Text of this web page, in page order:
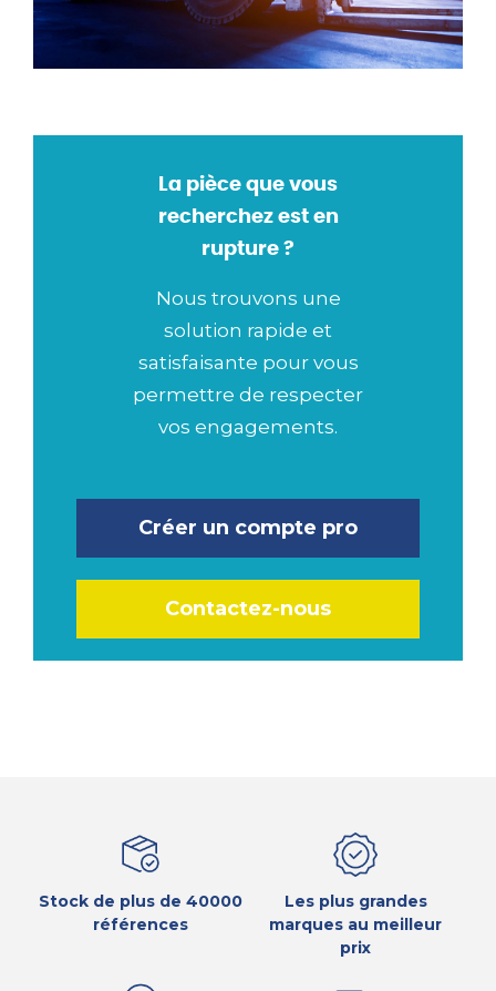
La pièce que vous
recherchez est en
rupture ?
Nous trouvons une
solution rapide et
satisfaisante pour vous
permettre de respecter
vos engagements.
Créer un compte pro
Contactez-nous
Stock de plus de 40000
références
Les plus grandes
marques au meilleur
prix